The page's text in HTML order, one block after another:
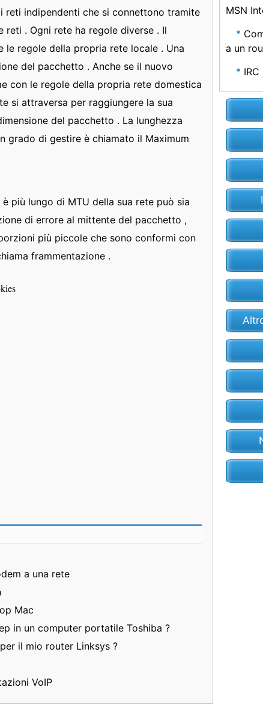
reti indipendenti che si connettono tramite
. Ogni rete ha regole diverse . Il
regole della propria rete locale . Una
del pacchetto . Anche se il nuovo
con le regole della propria rete domestica
si attraversa per raggiungere la sua
del pacchetto . La lunghezza
grado di gestire è chiamato il Maximum
più lungo di MTU della sua rete può sia
di errore al mittente del pacchetto ,
più piccole che sono conformi con
frammentazione .
a una rete
Mac
in un computer portatile Toshiba ?
il mio router Linksys ?
VoIP
MSN
a un